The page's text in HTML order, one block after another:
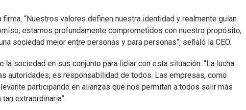
“Nuestros valores definen nuestra identidad y realmente guían
estamos profundamente comprometidos con nuestro propósito,
sociedad mejor entre personas y para personas”, señaló la CEO.
sociedad en sus conjunto para lidiar con esta situación: “La lucha
autoridades, es responsabilidad de todos. Las empresas, como
participando en alianzas que nos permitan a todos salir más
extraordinaria”.